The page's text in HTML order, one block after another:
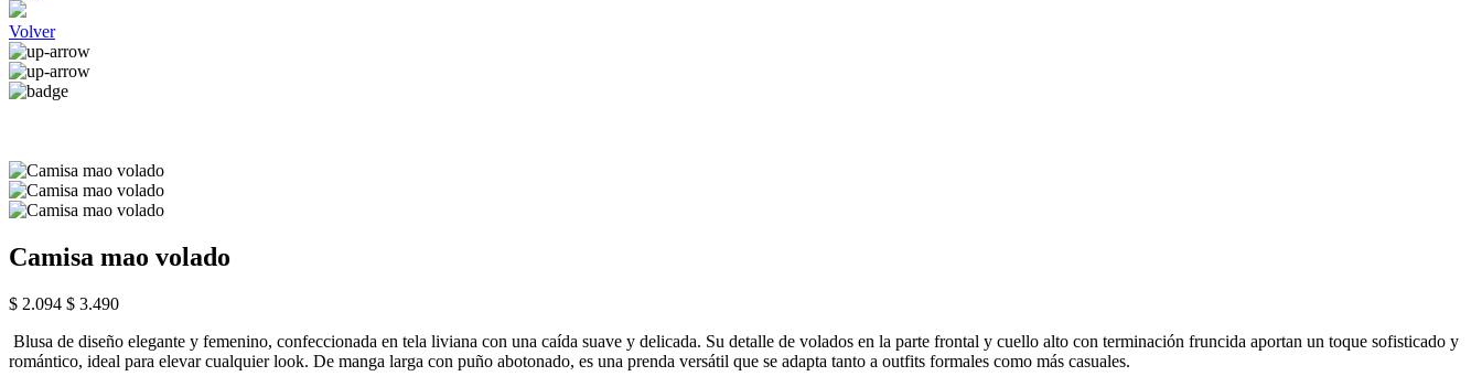
Volver
Camisa mao volado
$ 2.094 $ 3.490
Blusa de diseño elegante y femenino, confeccionada en tela liviana con una caída suave y delicada. Su detalle de volados en la parte frontal y cuello alto con terminación fruncida aportan un toque sofisticado y
romántico, ideal para elevar cualquier look. De manga larga con puño abotonado, es una prenda versátil que se adapta tanto a outfits formales como más casuales.